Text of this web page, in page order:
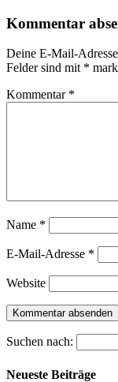
Kommentar
Deine E-Mail-
Felder sind mit *
Kommentar *
Name *
E-Mail-Adresse *
Website
Suchen nach:
Neueste Beiträge